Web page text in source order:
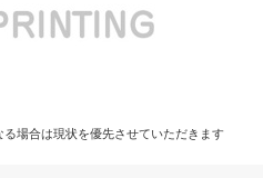
場合は現状を優先させていただきます